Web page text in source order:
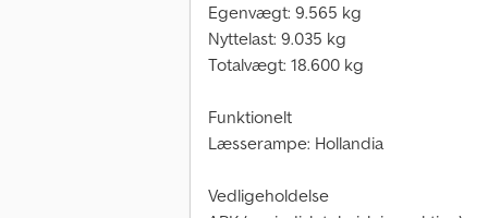
Egenvægt: 9.565 kg
Nyttelast: 9.035 kg
Totalvægt: 18.600 kg
Funktionelt
Læsserampe: Hollandia
Vedligeholdelse